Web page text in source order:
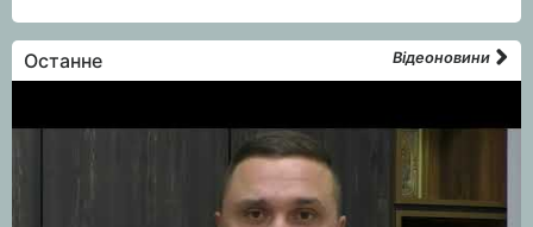
Останне Відеоновини